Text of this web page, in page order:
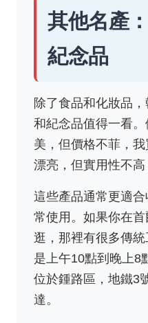
其他名產
紀念品
除了食品和化妝品
和紀念品值得一看
美，但價格不菲，
漂亮，但實用性不高
這些產品通常更適
常使用。如果你在
逛，那裡有很多傳
是上午10點到晚上8
位於鍾路區，地鐵3
達。